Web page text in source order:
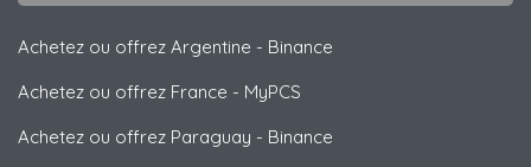
Achetez ou offrez Argentine - Binance
Achetez ou offrez France - MyPCS
Achetez ou offrez Paraguay - Binance